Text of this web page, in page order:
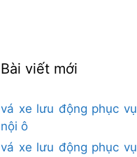
Bài viết mới
vá xe lưu động phục vụ
nội ô
vá xe lưu động phục vụ